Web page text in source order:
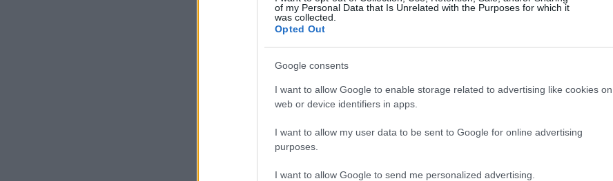
of my Personal Data that Is Unrelated with the Purposes for which it
was collected.
Opted Out
Google consents
I want to allow Google to enable storage related to advertising like cookies on
web or device identifiers in apps.
I want to allow my user data to be sent to Google for online advertising
purposes.
I want to allow Google to send me personalized advertising.